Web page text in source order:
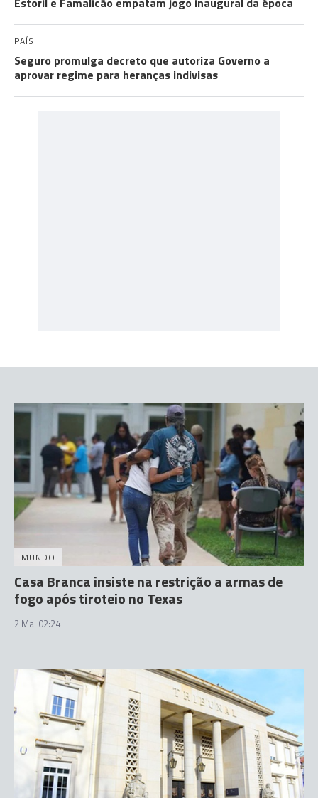
PAÍS
Seguro promulga decreto que autoriza Governo a
aprovar regime para heranças indivisas
MUNDO
Casa Branca insiste na restrição a armas de
fogo após tiroteio no Texas
2 Mai 02:24